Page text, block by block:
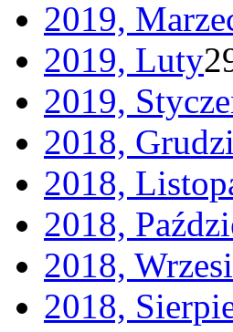
2019,
2019, Luty
2019,
2018,
2018,
2018,
2018,
2018,